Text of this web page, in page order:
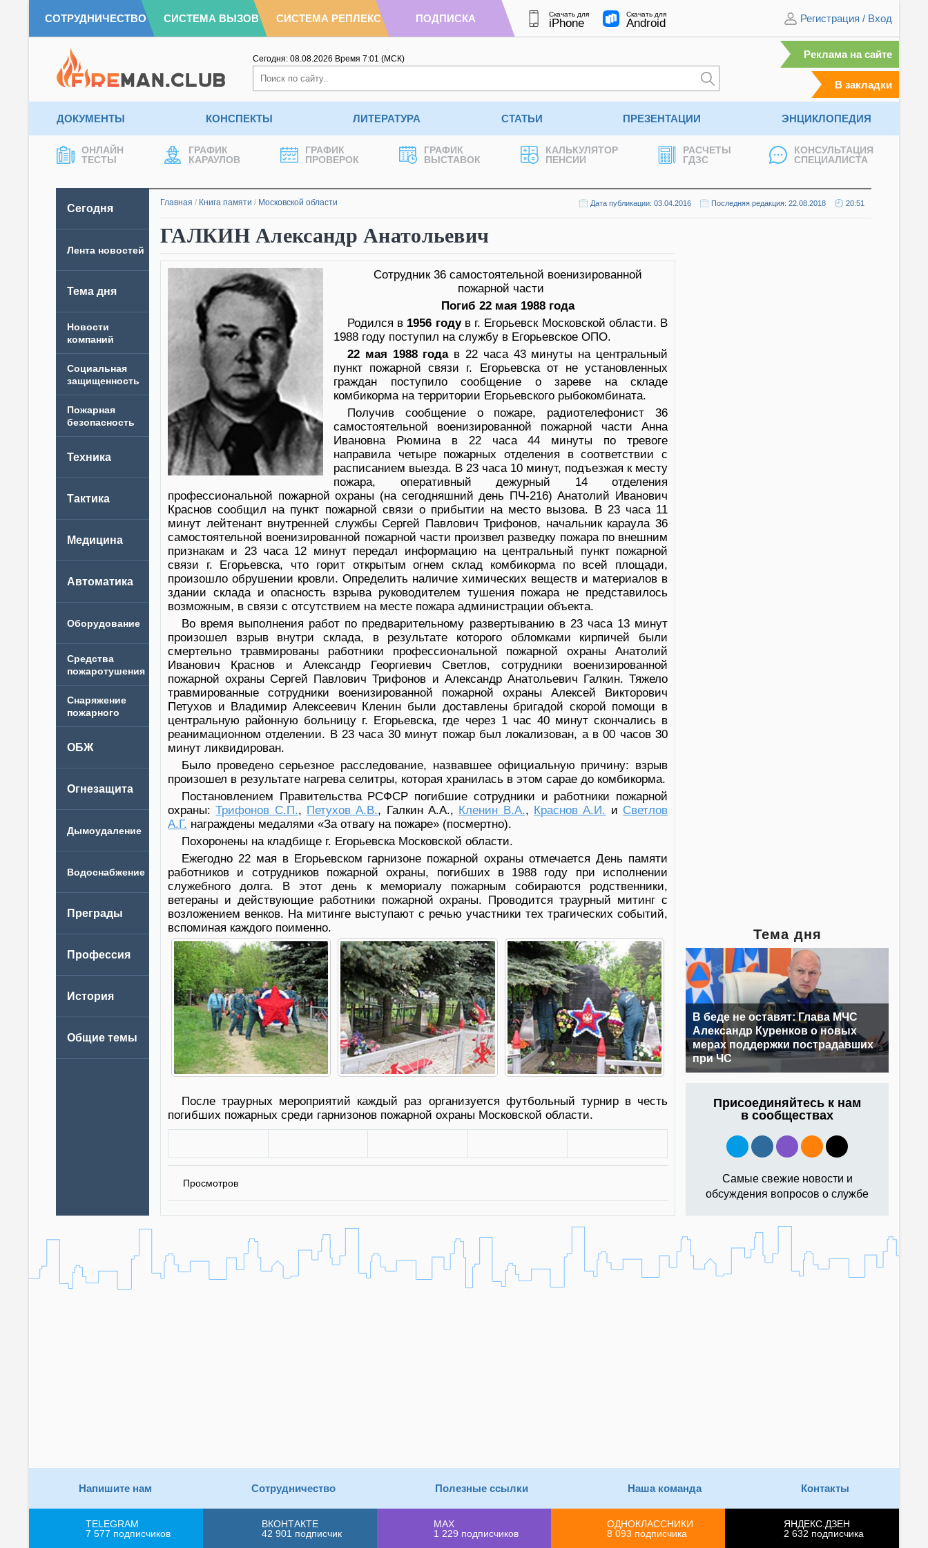
СОТРУДНИЧЕСТВО СИСТЕМА ВЫЗОВ СИСТЕМА РЕПЛЕКС ПОДПИСКА Скачать для
iPhone
Скачать для
Android Регистрация / Вход
Сегодня: 08.08.2026 Время 7:01 (МСК) Реклама на сайте
В закладки
ДОКУМЕНТЫ КОНСПЕКТЫ ЛИТЕРАТУРА СТАТЬИ ПРЕЗЕНТАЦИИ ЭНЦИКЛОПЕДИЯ
ОНЛАЙН
ТЕСТЫ
ГРАФИК
КАРАУЛОВ
ГРАФИК
ПРОВЕРОК
ГРАФИК
ВЫСТАВОК
КАЛЬКУЛЯТОР
ПЕНСИИ
РАСЧЕТЫ
ГДЗС
КОНСУЛЬТАЦИЯ
СПЕЦИАЛИСТА
Сегодня
Лента новостей
Тема дня
Новости
компаний
Главная / Книга памяти / Московской области Дата публикации: 03.04.2016 Последняя редакция: 22.08.2018 20:51
ГАЛКИН Александр Анатольевич
Сотрудник 36 самостоятельной военизированной
пожарной части
Погиб 22 мая 1988 года
Родился в 1956 годув г. Егорьевск Московской области. В
1988 году поступил на службу в Егорьевское ОПО.
22 мая 1988 годав 22 часа 43 минуты на центральный
пункт пожарной связи г. Егорьевска от не установленных
граждан поступило сообщение о зареве на складе
комбикорма на территории Егорьевского рыбокомбината.
Получив сообщение о пожаре, радиотелефонист 36
самостоятельной военизированной пожарной части Анна
Ивановна Рюмина в 22 часа 44 минуты по тревоге
направила четыре пожарных отделения в соответствии с
расписанием выезда. В 23 часа 10 минут, подъезжая к месту
пожара, оперативный дежурный 14 отделения
профессиональной пожарной охраны (на сегодняшний день ПЧ-216) Анатолий Иванович
Краснов сообщил на пункт пожарной связи о прибытии на место вызова. В 23 часа 11
минут лейтенант внутренней службы Сергей Павлович Трифонов, начальник караула 36
самостоятельной военизированной пожарной части произвел разведку пожара по внешним
признакам и 23 часа 12 минут передал информацию на центральный пункт пожарной
связи г. Егорьевска, что горит открытым огнем склад комбикорма по всей площади,
произошло обрушении кровли. Определить наличие химических веществ и материалов в
здании склада и опасность взрыва руководителем тушения пожара не представилось
возможным, в связи с отсутствием на месте пожара администрации объекта.
Во время выполнения работ по предварительному развертыванию в 23 часа 13 минут
произошел взрыв внутри склада, в результате которого обломками кирпичей были
смертельно травмированы работники профессиональной пожарной охраны Анатолий
Иванович Краснов и Александр Георгиевич Светлов, сотрудники военизированной
пожарной охраны Сергей Павлович Трифонов и Александр Анатольевич Галкин. Тяжело
травмированные сотрудники военизированной пожарной охраны Алексей Викторович
Петухов и Владимир Алексеевич Кленин были доставлены бригадой скорой помощи в
центральную районную больницу г. Егорьевска, где через 1 час 40 минут скончались в
реанимационном отделении. В 23 часа 30 минут пожар был локализован, а в 00 часов 30
минут ликвидирован.
Было проведено серьезное расследование, назвавшее официальную причину: взрыв
произошел в результате нагрева селитры, которая хранилась в этом сарае до комбикорма.
Постановлением Правительства РСФСР погибшие сотрудники и работники пожарной
охраны:Трифонов С.П., Петухов А.В., Галкин А.А., Кленин В.А., Краснов А.И. и Светлов
А.Г. награждены медалями «За отвагу на пожаре» (посмертно).
Похоронены на кладбище г. Егорьевска Московской области.
Ежегодно 22 мая в Егорьевском гарнизоне пожарной охраны отмечается День памяти
работников и сотрудников пожарной охраны, погибших в 1988 году при исполнении
служебного долга. В этот день к мемориалу пожарным собираются родственники,
ветераны и действующие работники пожарной охраны. Проводится траурный митинг с
возложением венков. На митинге выступают с речью участники тех трагических событий,
вспоминая каждого поименно.
После траурных мероприятий каждый раз организуется футбольный турнир в честь
погибших пожарных среди гарнизонов пожарной охраны Московской области.
Просмотров
Тема дня
В беде не оставят: Глава МЧС
Александр Куренков о новых
мерах поддержки пострадавших
при ЧС
Присоединяйтесь к нам
в сообществах
Самые свежие новости и
обсуждения вопросов о службе
Напишите нам Сотрудничество Полезные ссылки Наша команда Контакты
TELEGRAM
7 577 подписчиков
ВКОНТАКТЕ
42 901 подписчик
MAX
1 229 подписчиков
ОДНОКЛАССНИКИ
8 093 подписчика
ЯНДЕКС.ДЗЕН
2 632 подписчика